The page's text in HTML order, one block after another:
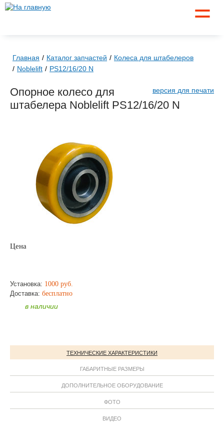
☰
Главная Каталог запчастей
Колеса для штабелеров
Noblelift
PS12/16/20 N
версия для печати
Опорное колесо для
штабелера Noblelift PS12/16/20 N
Цена
Установка: 1000 руб.
Доставка: бесплатно
в наличии
ТЕХНИЧЕСКИЕ ХАРАКТЕРИСТИКИ
ГАБАРИТНЫЕ РАЗМЕРЫ
ДОПОЛНИТЕЛЬНОЕ ОБОРУДОВАНИЕ
ФОТО
ВИДЕО